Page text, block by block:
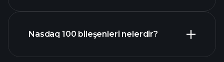
Nasdaq 100 bileşenleri nelerdir?